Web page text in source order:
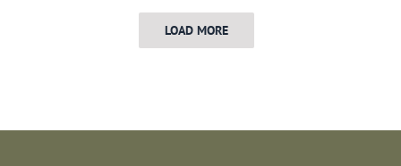
LOAD MORE